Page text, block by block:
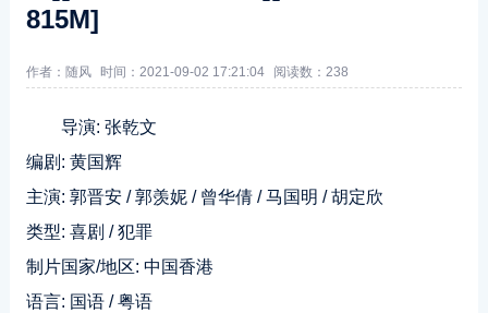
815M]
作者：随风 时间：2021-09-02 17:21:04 阅读数： 238
导演: 张乾文
编剧: 黄国辉
主演: 郭晋安 / 郭羡妮 / 曾华倩 / 马国明 / 胡定欣
类型: 喜剧 / 犯罪
制片国家/地区: 中国香港
语言: 国语 / 粤语